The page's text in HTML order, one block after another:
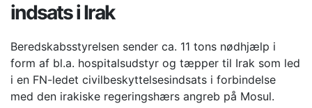
indsats i Irak
Beredskabsstyrelsen sender ca. 11 tons nødhjælp i
form af bl.a. hospitalsudstyr og tæpper til Irak som led
i en FN-ledet civilbeskyttelsesindsats i forbindelse
med den irakiske regeringshærs angreb på Mosul.